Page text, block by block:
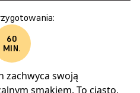
60
MIN.
zachwyca swoją
smakiem. To ciasto,